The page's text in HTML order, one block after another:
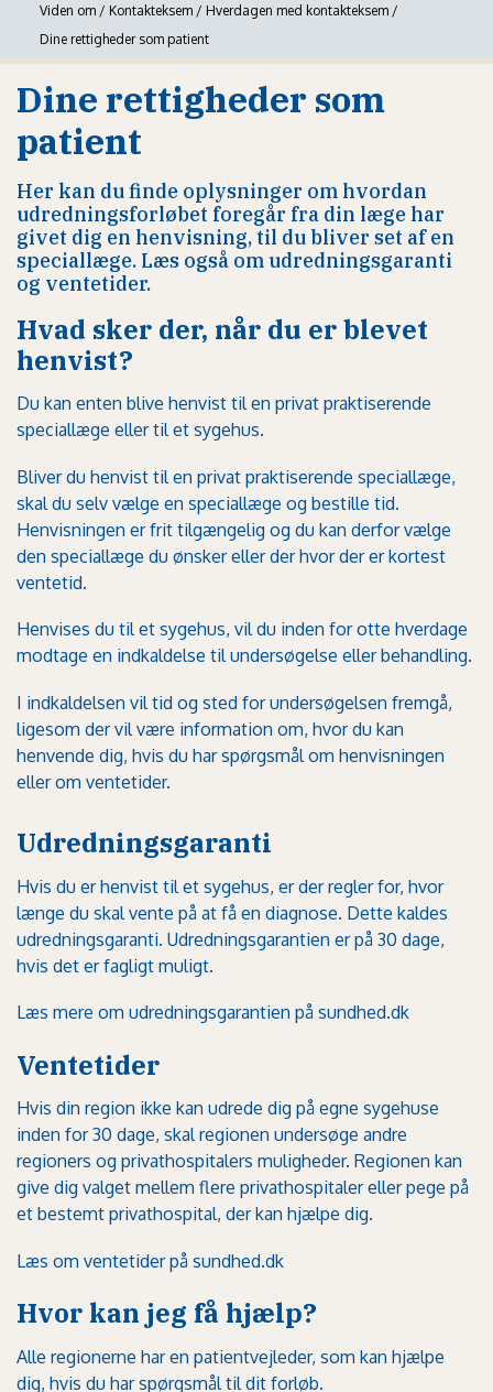
Viden om / Kontakteksem / Hverdagen med kontakteksem /
Dine rettigheder som patient
Dine rettigheder som
patient
Her kan du finde oplysninger om hvordan
udredningsforløbet foregår fra din læge har
givet dig en henvisning, til du bliver set af en
speciallæge. Læs også om udredningsgaranti
og ventetider.
Hvad sker der, når du er blevet
henvist?
Du kan enten blive henvist til en privat praktiserende
speciallæge eller til et sygehus.
Bliver du henvist til en privat praktiserende speciallæge,
skal du selv vælge en speciallæge og bestille tid.
Henvisningen er frit tilgængelig og du kan derfor vælge
den speciallæge du ønsker eller der hvor der er kortest
ventetid.
Henvises du til et sygehus, vil du inden for otte hverdage
modtage en indkaldelse til undersøgelse eller behandling.
I indkaldelsen vil tid og sted for undersøgelsen fremgå,
ligesom der vil være information om, hvor du kan
henvende dig, hvis du har spørgsmål om henvisningen
eller om ventetider.
Udredningsgaranti
Hvis du er henvist til et sygehus, er der regler for, hvor
længe du skal vente på at få en diagnose. Dette kaldes
udredningsgaranti. Udredningsgarantien er på 30 dage,
hvis det er fagligt muligt.
Læs mere om udredningsgarantien på sundhed.dk
Ventetider
Hvis din region ikke kan udrede dig på egne sygehuse
inden for 30 dage, skal regionen undersøge andre
regioners og privathospitalers muligheder. Regionen kan
give dig valget mellem flere privathospitaler eller pege på
et bestemt privathospital, der kan hjælpe dig.
Læs om ventetider på sundhed.dk
Hvor kan jeg få hjælp?
Alle regionerne har en patientvejleder, som kan hjælpe
dig, hvis du har spørgsmål til dit forløb.